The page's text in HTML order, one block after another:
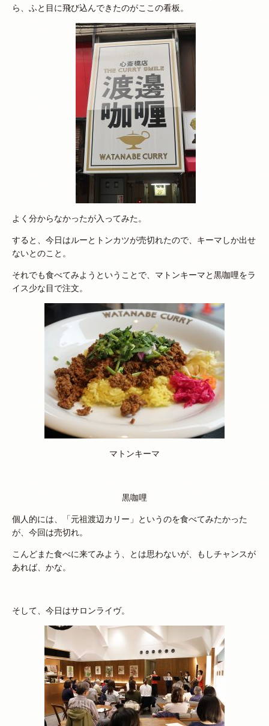
ら、ふと目に飛び込んできたのがここの看板。
よく分からなかったが入ってみた。
すると、今日はルーとトンカツが売切れたので、キーマしか出せ
ないとのこと。
それでも食べてみようということで、マトンキーマと黒咖哩をラ
イス少な目で注文。
マトンキーマ
黒咖哩
個人的には、「元祖渡辺カリー」というのを食べてみたかった
が、今回は売切れ。
こんどまた食べに来てみよう、とは思わないが、もしチャンスが
あれば、かな。
そして、今日はサロンライヴ。